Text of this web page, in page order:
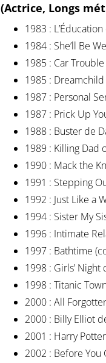
(Actrice, Longs
1983 :
1984 : She’ll Be
1985 : Car
1985 :
1987 : Personal
1987 : Prick Up
1988 : Buster de
1989 : Killing Dad
1990 : Mack the
1991 : Stepping
1992 : Just Like a
1994 : Sister My
1996 : Intimate
1997 : Bathtime
1998 : Girls’
1998 : Titanic
2000 : All
2000 : Billy Elliot
2001 : Harry
2002 : Before